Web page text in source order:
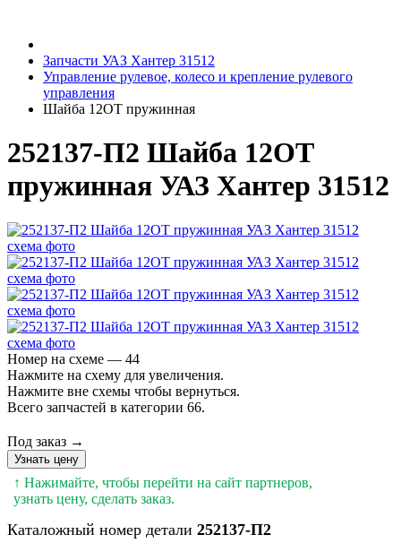
Запчасти УАЗ Хантер 31512
Управление рулевое, колесо и крепление рулевого
управления
Шайба 12ОТ пружинная
252137-П2 Шайба 12ОТ
пружинная УАЗ Хантер 31512
Номер на схеме — 44
Нажмите на схему для увеличения.
Нажмите вне схемы чтобы вернуться.
Всего запчастей в категории 66.
Под заказ →
Узнать цену
↑ Нажимайте, чтобы перейти на сайт партнеров,
узнать цену, сделать заказ.
Каталожный номер детали 252137-П2